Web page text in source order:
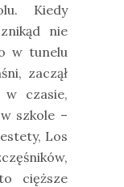
Kiedy
nie
w tunelu
zaczął
czasie,
szkole –
Los
cięższe